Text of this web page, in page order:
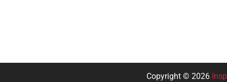
Copyright © 2026